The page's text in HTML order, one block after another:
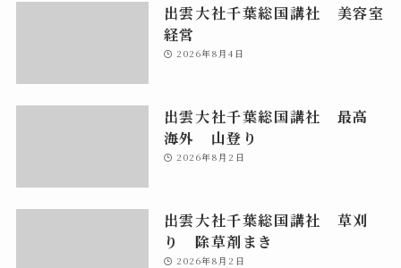
出雲大社千葉総国講社 美容室
経営
2026年8月4日
出雲大社千葉総国講社 最高
海外 山登り
2026年8月2日
出雲大社千葉総国講社 草刈
り 除草剤まき
2026年8月2日